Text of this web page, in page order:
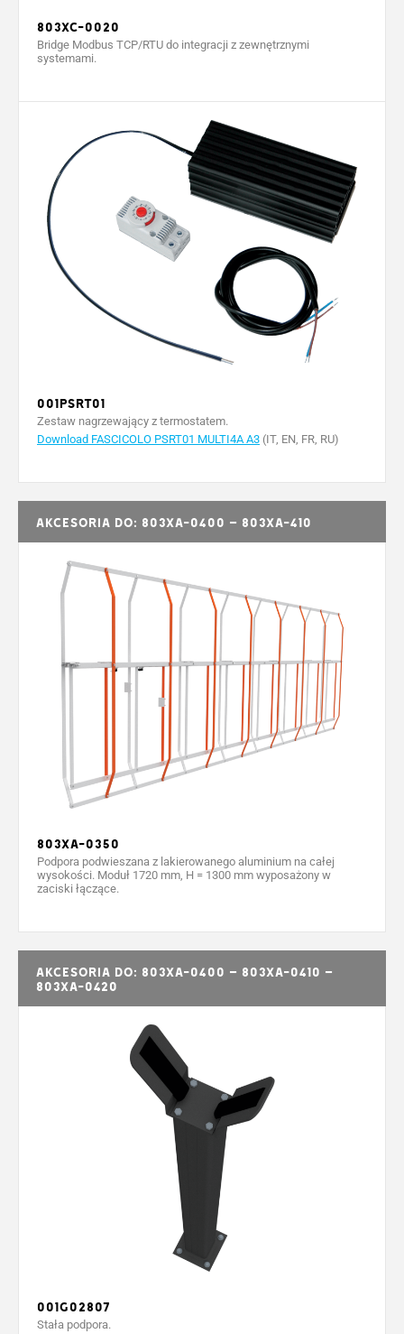
803XC-0020
Bridge Modbus TCP/RTU do integracji z zewnętrznymi
systemami.
001PSRT01
Zestaw nagrzewający z termostatem.
Download FASCICOLO PSRT01 MULTI4A A3 (IT, EN, FR, RU)
Akcesoria do: 803XA-0400 – 803XA-410
803XA-0350
Podpora podwieszana z lakierowanego aluminium na całej
wysokości. Moduł 1720 mm, H = 1300 mm wyposażony w
zaciski łączące.
Akcesoria do: 803XA-0400 – 803XA-0410 –
803XA-0420
001G02807
Stała podpora.